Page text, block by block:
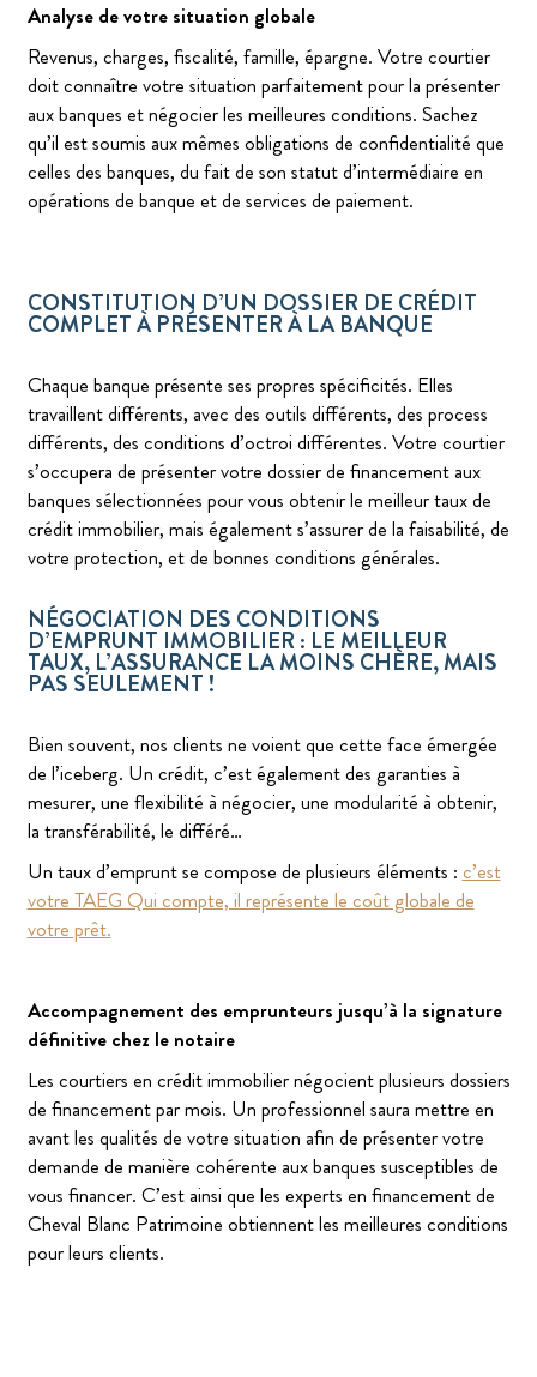
Analyse de votre situation globale
Revenus, charges, fiscalité, famille, épargne. Votre courtier
doit connaître votre situation parfaitement pour la présenter
aux banques et négocier les meilleures conditions. Sachez
qu’il est soumis aux mêmes obligations de confidentialité que
celles des banques, du fait de son statut d’intermédiaire en
opérations de banque et de services de paiement.
CONSTITUTION D’UN DOSSIER DE CRÉDIT
COMPLET À PRÉSENTER À LA BANQUE
Chaque banque présente ses propres spécificités. Elles
travaillent différents, avec des outils différents, des process
différents, des conditions d’octroi différentes. Votre courtier
s’occupera de présenter votre dossier de financement aux
banques sélectionnées pour vous obtenir le meilleur taux de
crédit immobilier, mais également s’assurer de la faisabilité, de
votre protection, et de bonnes conditions générales.
NÉGOCIATION DES CONDITIONS
D’EMPRUNT IMMOBILIER : LE MEILLEUR
TAUX, L’ASSURANCE LA MOINS CHÈRE, MAIS
PAS SEULEMENT !
Bien souvent, nos clients ne voient que cette face émergée
de l’iceberg. Un crédit, c’est également des garanties à
mesurer, une flexibilité à négocier, une modularité à obtenir,
la transférabilité, le différé…
Un taux d’emprunt se compose de plusieurs éléments :c’est
votre TAEG Qui compte, il représente le coût globale de
votre prêt.
Accompagnement des emprunteurs jusqu’à la signature
définitive chez le notaire
Les courtiers en crédit immobilier négocient plusieurs dossiers
de financement par mois. Un professionnel saura mettre en
avant les qualités de votre situation afin de présenter votre
demande de manière cohérente aux banques susceptibles de
vous financer. C’est ainsi que les experts en financement de
Cheval Blanc Patrimoine obtiennent les meilleures conditions
pour leurs clients.